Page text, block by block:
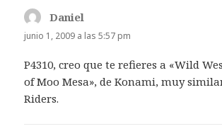
Daniel
junio 1, 2009 a las 5:57 pm
P4310, creo que te refieres a «Wild
of Moo Mesa», de Konami, muy
Riders.